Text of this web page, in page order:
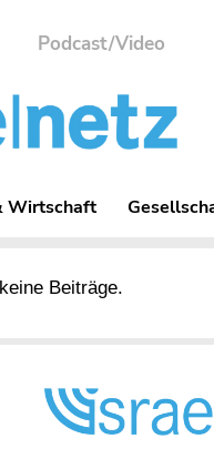
Podcast/Video
Wirtschaft
Beiträge.